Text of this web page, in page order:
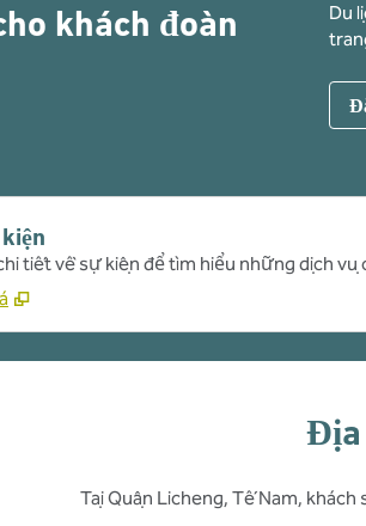
khách đoàn
Du
tiết về sự kiện để tìm hiểu những dịch vụ
Địa
Tại Quận Licheng, Tế Nam,